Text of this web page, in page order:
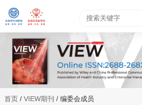
首页/ VIEW期刊 / 编委会成员